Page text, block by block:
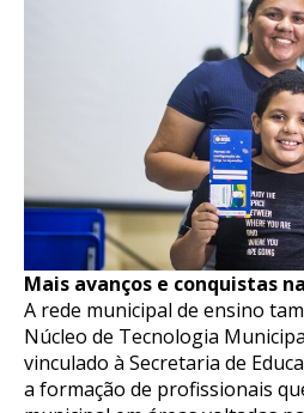
Mais avanços e conquistas
A rede municipal de ensino
Núcleo de Tecnologia
vinculado à Secretaria de
a formação de profissionais